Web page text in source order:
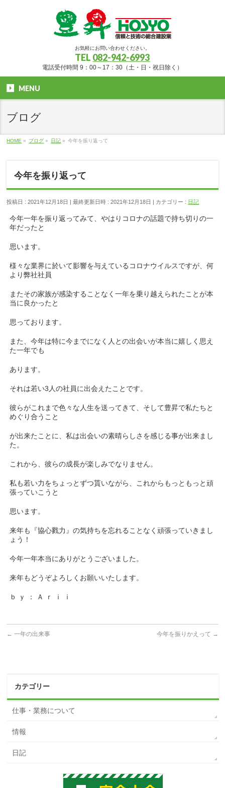
お気軽にお問い合わせください。
TEL 082-942-6993
電話受付時間 9：00～17：30（土・日・祝日除く）
MENU
ブログ
HOME » ブログ » 日記 » 今年を振り返って
今年を振り返って
投稿日 : 2021年12月18日 最終更新日時 : 2021年12月18日 カテゴリー : 日記
今年一年を振り返ってみて、やはりコロナの話題で持ち切りの一
年だったと
思います。
様々な業界に於いて影響を与えているコロナウイルスですが、何
より弊社社員
またその家族が感染することなく一年を乗り越えられたことが本
当に良かったと
思っております。
また、今年は特に今までになく人との出会いが本当に嬉しく思え
た一年でも
あります。
それは若い3人の社員に出会えたことです。
彼らがこれまで色々な人生を送ってきて、そして豊昇で私たちと
めぐり合うこと
が出来たことに、私は出会いの素晴らしさを感じる事が出来まし
た。
これから、彼らの成長が楽しみでなりません。
私も若い力をちょっとずつ貰いながら、これからもっともっと頑
張っていこうと
思います。
来年も『協心戮力』の気持ちを忘れることなく頑張っていきまし
ょう！
今年一年本当にありがとうございました。
来年もどうぞよろしくお願いいたします。
ｂ ｙ ： Ａ ｒ ｉ ｉ
← 一年の出来事 今年を振りかえって →
カテゴリー
仕事・業務について
情報
日記